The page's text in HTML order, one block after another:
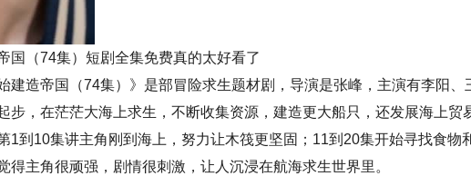
国（74集）短剧全集免费真的太好看了
建造帝国（74集）》是部冒险求生题材剧，导演是张峰，主演有李阳、
步，在茫茫大海上求生，不断收集资源，建造更大船只，还发展海上贸
1到10集讲主角刚到海上，努力让木筏更坚固；11到20集开始寻找食物
得主角很顽强，剧情很刺激，让人沉浸在航海求生世界里。